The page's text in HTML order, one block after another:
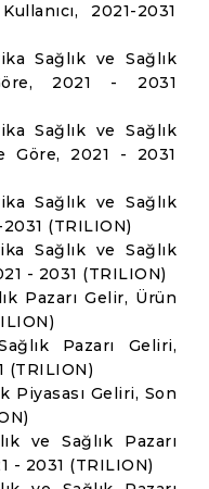
2021-2031
Sağlık ve Sağlık
2021 - 2031
Sağlık ve Sağlık
Göre, 2021 - 2031
Sağlık ve Sağlık
(TRILION)
Sağlık ve Sağlık
- 2031 (TRILION)
Pazarı Gelir, Ürün
Pazarı Geliri,
(TRILION)
Piyasası Geliri, Son
ve Sağlık Pazarı
- 2031 (TRILION)